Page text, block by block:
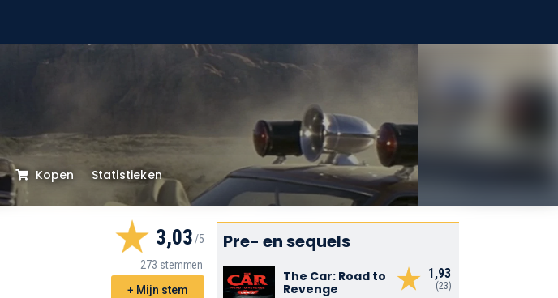
Kopen Statistieken
3,03
273 stemmen
+ Mijn stem
Pre- en sequels
1,93
(23)
The Car: Road to
Revenge